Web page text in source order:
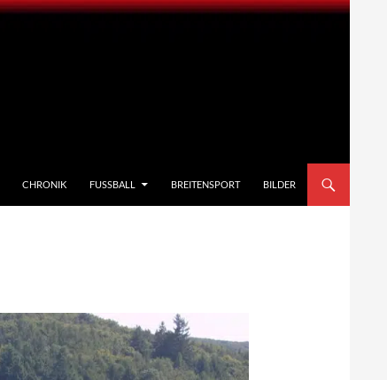
CHRONIK FUSSBALL BREITENSPORT BILDER